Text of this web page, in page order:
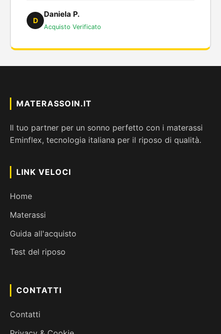
D
Daniela P.
Acquisto Verificato
MATERASSOIN.IT
Il tuo partner per un sonno perfetto con i materassi
Eminflex, tecnologia italiana per il riposo di qualità.
LINK VELOCI
Home
Materassi
Guida all'acquisto
Test del riposo
CONTATTI
Contatti